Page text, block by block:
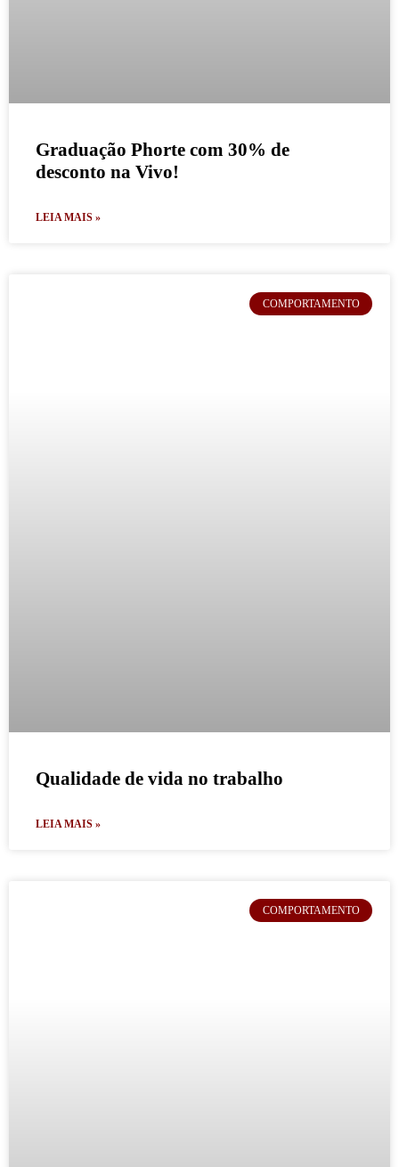
Graduação Phorte com 30% de
desconto na Vivo!
LEIA MAIS »
COMPORTAMENTO
Qualidade de vida no trabalho
LEIA MAIS »
COMPORTAMENTO